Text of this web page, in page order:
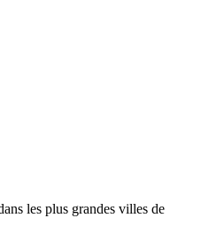
les plus grandes villes de